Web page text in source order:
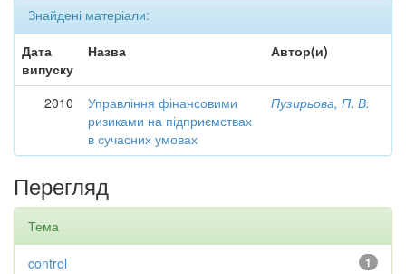
Знайдені матеріали:
Дата
випуску
Назва Автор(и)
2010
Управління фінансовими
ризиками на підприємствах
в сучасних умовах
Пузирьова, П. В.
Перегляд
Тема
1
control